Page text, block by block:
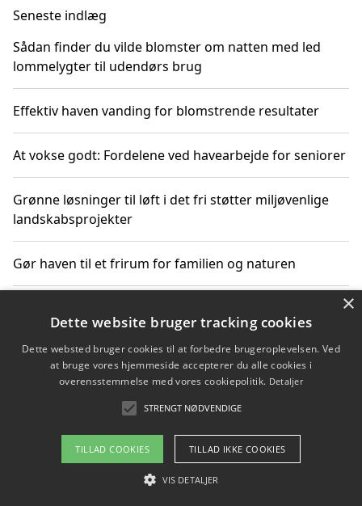
Seneste indlæg
Sådan finder du vilde blomster om natten med led
lommelygter til udendørs brug
Effektiv haven vanding for blomstrende resultater
At vokse godt: Fordelene ved havearbejde for seniorer
Grønne løsninger til løft i det fri støtter miljøvenlige
landskabsprojekter
Gør haven til et frirum for familien og naturen
Om / kontakt
Blog Betingelser
×
Dette website bruger tracking cookies
Dette websted bruger cookies til at forbedre brugeroplevelsen. Ved
at bruge vores hjemmeside accepterer du alle cookies i
overensstemmelse med vores cookiepolitik. Detaljer
STRENGT NØDVENDIGE
TILLAD COOKIES TILLAD IKKE COOKIES
VIS DETALJER